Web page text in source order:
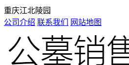
重庆江北陵园
公司介绍 联系我们 网站地图